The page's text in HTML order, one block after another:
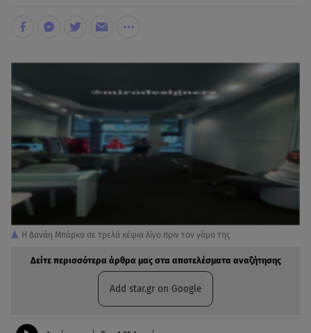
Η Δανάη Μπάρκα σε τρελά κέφια λίγο πριν τον γάμο της
Δείτε περισσότερα άρθρα μας στα αποτελέσματα αναζήτησης
Add star.gr on Google